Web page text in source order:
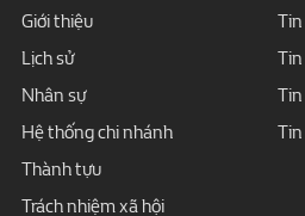
Giới thiệu
Lịch sử
Nhân sự
Hệ thống chi nhánh
Thành tựu
Trách nhiệm xã hội
Tin
Tin